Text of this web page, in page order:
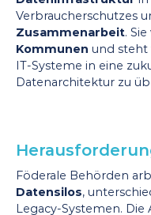
Verbraucherschutzes
Zusammenarbeit.
Kommunen und steht
IT-Systeme in eine
Datenarchitektur zu
Föderale Behörden
Datensilos,
Legacy-Systemen.